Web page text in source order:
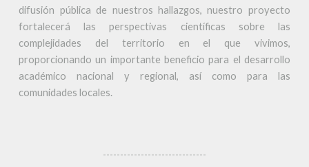
difusión pública de nuestros hallazgos, nuestro proyecto
fortalecerá las perspectivas científicas sobre las
complejidades del territorio en el que vivimos,
proporcionando un importante beneficio para el desarrollo
académico nacional y regional, así como para las
comunidades locales.
------------------------------